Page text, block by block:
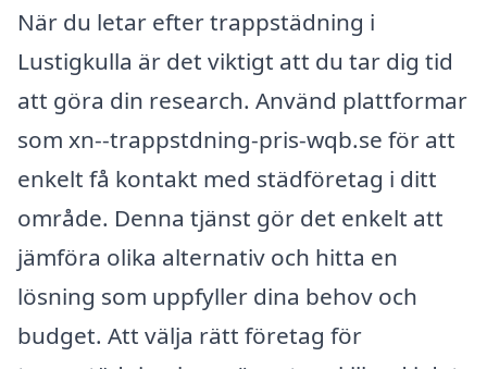
När du letar efter trappstädning i
Lustigkulla är det viktigt att du tar dig tid
att göra din research. Använd plattformar
som xn--trappstdning-pris-wqb.se för att
enkelt få kontakt med städföretag i ditt
område. Denna tjänst gör det enkelt att
jämföra olika alternativ och hitta en
lösning som uppfyller dina behov och
budget. Att välja rätt företag för